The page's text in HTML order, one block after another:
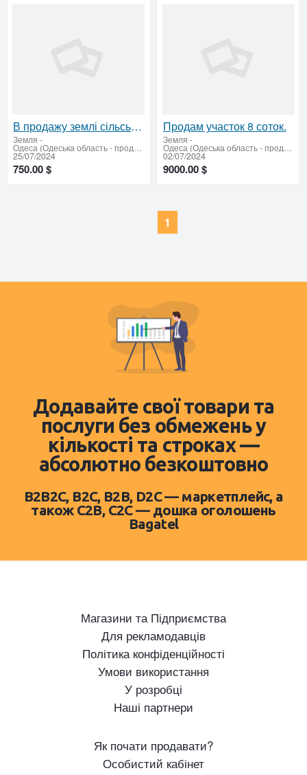
В продажу землі сільськогосподарського призначення в Одеській області
Земля -
Одеса (Одеська область - продати купити)
25/07/2024
750.00 $
Продам участок 8 соток.
Земля -
Одеса (Одеська область - продати купити)
02/07/2024
9000.00 $
1
Додавайте свої товари та
послуги без обмежень у
кількості та строках —
абсолютно безкоштовно
B2B2C, B2C, B2B, D2C — маркетплейс, а
також C2B, C2C — дошка оголошень
Bagatel
Магазини та Підприємства
Для рекламодавців
Політика конфіденційності
Умови використання
У розробці
Наші партнери
Як почати продавати?
Особистий кабінет